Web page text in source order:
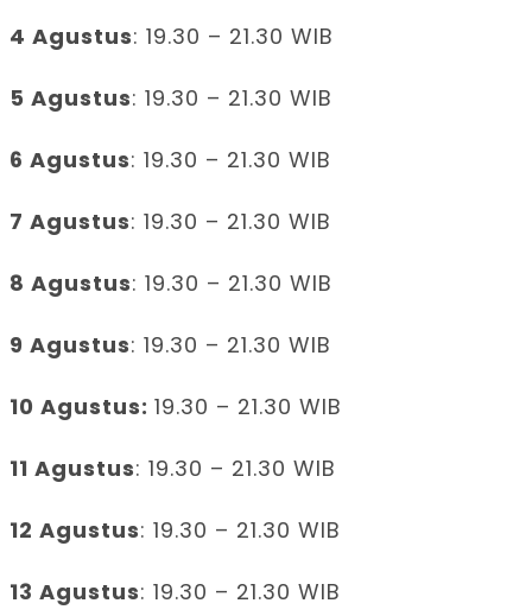
4 Agustus: 19.30 – 21.30 WIB
5 Agustus: 19.30 – 21.30 WIB
6 Agustus: 19.30 – 21.30 WIB
7 Agustus: 19.30 – 21.30 WIB
8 Agustus: 19.30 – 21.30 WIB
9 Agustus: 19.30 – 21.30 WIB
10 Agustus: 19.30 – 21.30 WIB
11 Agustus: 19.30 – 21.30 WIB
12 Agustus: 19.30 – 21.30 WIB
13 Agustus: 19.30 – 21.30 WIB